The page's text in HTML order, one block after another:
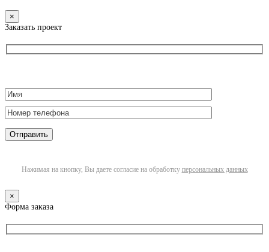
×
Заказать проект
Нажимая на кнопку, Вы даете согласие на обработку персональных данных
×
Форма заказа